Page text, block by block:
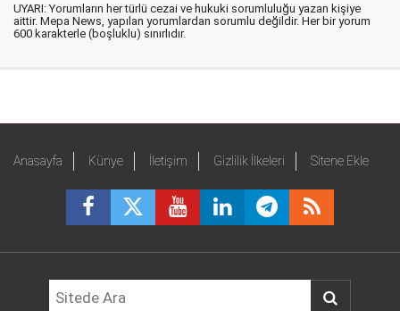
UYARI: Yorumların her türlü cezai ve hukuki sorumluluğu yazan kişiye
aittir. Mepa News, yapılan yorumlardan sorumlu değildir. Her bir yorum
600 karakterle (boşluklu) sınırlıdır.
Anasayfa Künye İletişim Gizlilik İlkeleri Sitene Ekle